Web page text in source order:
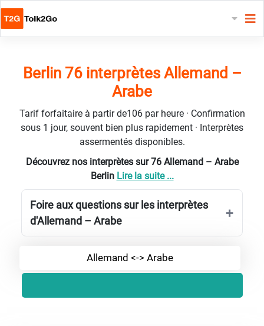
Berlin 76 interprètes Allemand –
Arabe
Tarif forfaitaire à partir de106 par heure · Confirmation
sous 1 jour, souvent bien plus rapidement · Interprètes
assermentés disponibles.
Découvrez nos interprètes sur 76 Allemand – Arabe
Berlin Lire la suite ...
Foire aux questions sur les interprètes
d'Allemand – Arabe
Allemand <-> Arabe